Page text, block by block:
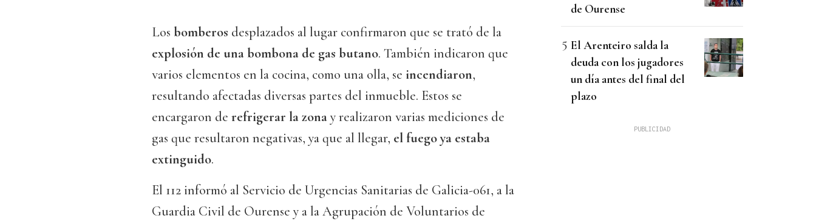
Los bomberos desplazados al lugar confirmaron que se trató de la
explosión de una bombona de gas butano. También indicaron que
varios elementos en la cocina, como una olla, se incendiaron,
resultando afectadas diversas partes del inmueble. Estos se
encargaron de refrigerar la zonay realizaron varias mediciones de
gas que resultaron negativas, ya que al llegar, el fuego ya estaba
extinguido.
El 112 informó al Servicio de Urgencias Sanitarias de Galicia-061, a la
Guardia Civil de Ourense y a la Agrupación de Voluntarios de
de Ourense
El Arenteiro salda la
deuda con los jugadores
un día antes del final del
plazo